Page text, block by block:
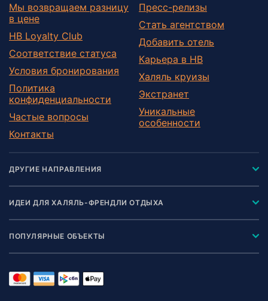
Мы возвращаем разницу
в цене
HB Loyalty Club
Соответствие статуса
Условия бронирования
Политика
конфиденциальности
Частые вопросы
Контакты
Пресс-релизы
Стать агентством
Добавить отель
Карьера в HB
Халяль круизы
Экстранет
Уникальные
особенности
ДРУГИЕ НАПРАВЛЕНИЯ
ИДЕИ ДЛЯ ХАЛЯЛЬ-ФРЕНДЛИ ОТДЫХА
ПОПУЛЯРНЫЕ ОБЪЕКТЫ